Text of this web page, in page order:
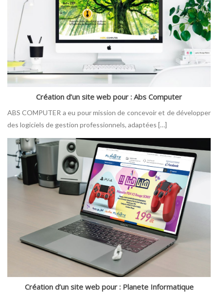
Création d’un site web pour : Abs Computer
ABS COMPUTER a eu pour mission de concevoir et de développer
des logiciels de gestion professionnels, adaptées […]
Création d’un site web pour : Planete Informatique